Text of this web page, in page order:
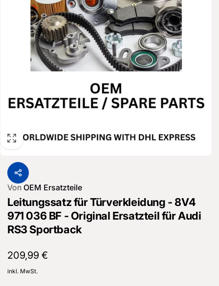
Von OEM Ersatzteile
Leitungssatz für Türverkleidung - 8V4
971 036 BF - Original Ersatzteil für Audi
RS3 Sportback
Normaler
Preis
209,99 €
inkl. MwSt.